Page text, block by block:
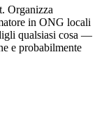
Organizza
in ONG locali
qualsiasi cosa —
e probabilmente